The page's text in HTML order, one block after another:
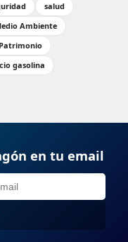
salud
Ambiente
Patrimonio
gasolina
en tu email